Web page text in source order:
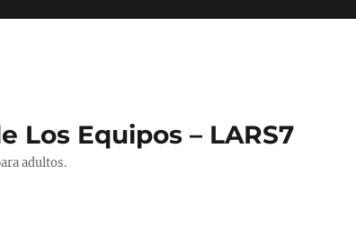
Los Equipos – LARS7
adultos.